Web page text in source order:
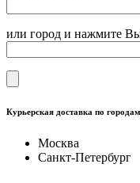
или город и нажмите
Курьерская доставка по
Москва
Санкт-Петербург